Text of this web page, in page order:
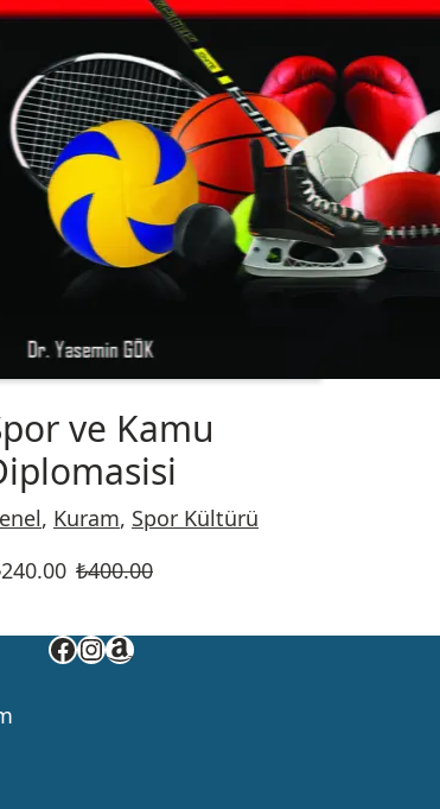
ve Kamu
, Kuram, Spor Kültürü
₺400.00
240.00